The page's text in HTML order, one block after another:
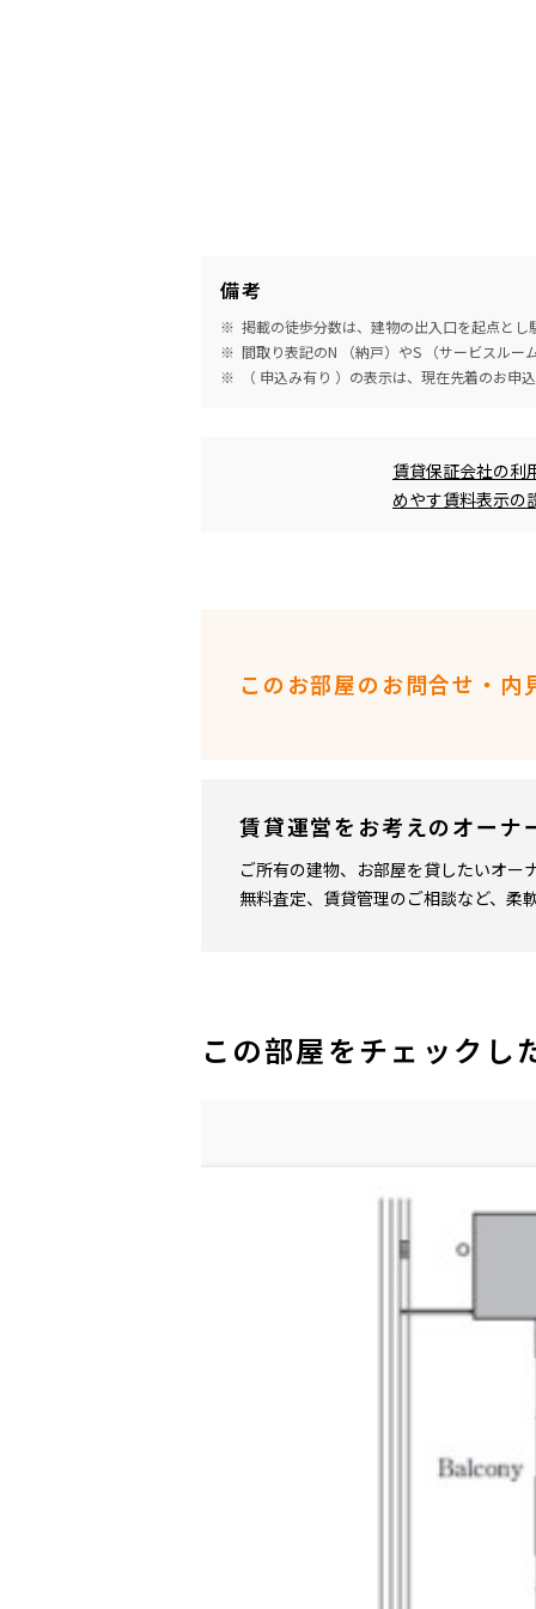
備考
掲載の徒歩分数は、建物の出入口を起点と
間取り表記のN （納戸）やS （サービスル
（ 申込み有り ）の表示は、現在先着のお
めやす賃料表示賃貸保証会社の利
めやす賃料表示の
このお部屋のお問合せ・内
賃貸運営をお考えのオーナ
ご所有の建物、お部屋を貸したいオー
無料査定、賃貸管理のご相談など、柔
この部屋をチェックし